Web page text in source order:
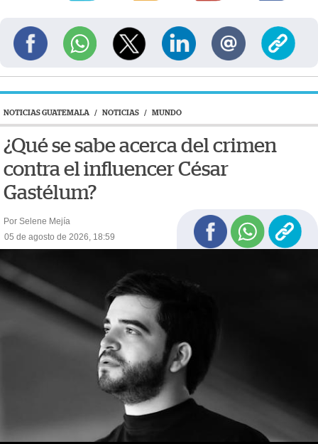
NOTICIAS GUATEMALA / NOTICIAS / MUNDO
¿Qué se sabe acerca del crimen
contra el influencer César
Gastélum?
Por Selene Mejía
05 de agosto de 2026, 18:59